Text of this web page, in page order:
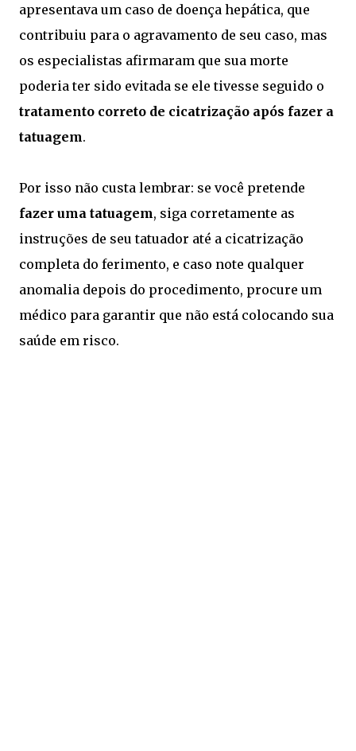
apresentava um caso de doença hepática, que
contribuiu para o agravamento de seu caso, mas
os especialistas afirmaram que sua morte
poderia ter sido evitada se ele tivesse seguido o
tratamento correto de cicatrização após fazer a
tatuagem.
Por isso não custa lembrar: se você pretende
fazer uma tatuagem, siga corretamente as
instruções de seu tatuador até a cicatrização
completa do ferimento, e caso note qualquer
anomalia depois do procedimento, procure um
médico para garantir que não está colocando sua
saúde em risco.